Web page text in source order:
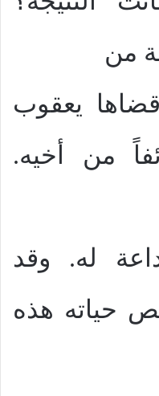
من
قضاها يعقوب
من أخيه.
له. وقد
حياته هذه